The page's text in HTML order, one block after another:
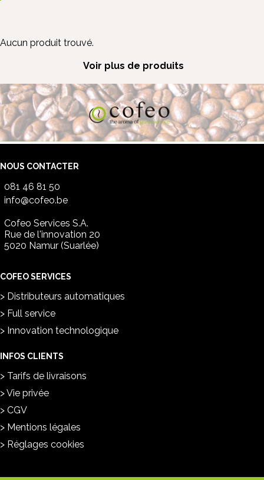
Aucun produit trouvé.
Voir plus de produits
NOUS CONTACTER
081 46 81 50
info@cofeo.be
Cofeo Services S.A.
Rue de l'innovation 20
5020 Namur (Suarlée)
COFEO SERVICES
Distributeurs automatiques
Full service
Innovation technologique
INFOS CLIENTS
Tarifs de livraisons
Vie privée
CGV
Mentions légales
Réglages cookies